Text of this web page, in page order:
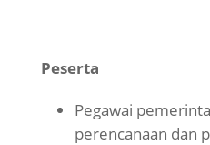
Peserta
Pegawai
perencanaan dan